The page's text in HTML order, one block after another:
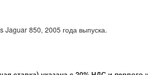
Jaguar 850, 2005 года выпуска.